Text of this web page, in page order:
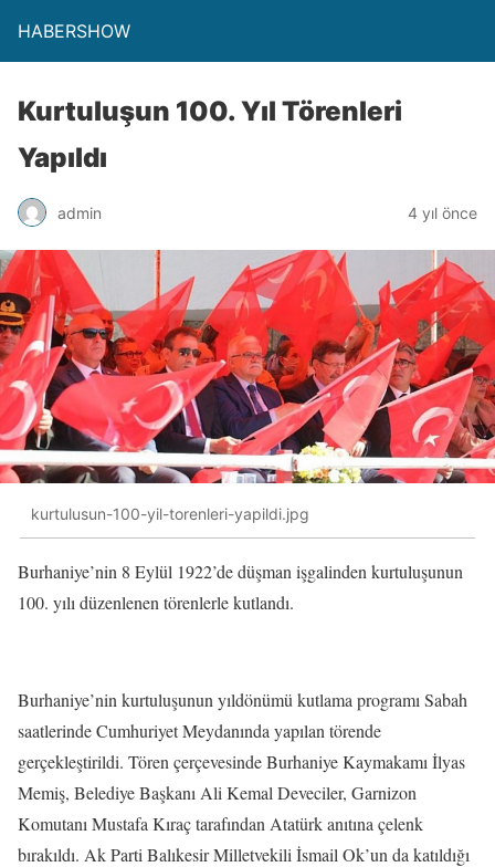
HABERSHOW
Kurtuluşun 100. Yıl Törenleri
Yapıldı
admin 4 yıl önce
kurtulusun-100-yil-torenleri-yapildi.jpg
Burhaniye’nin 8 Eylül 1922’de düşman işgalinden kurtuluşunun
100. yılı düzenlenen törenlerle kutlandı.
Burhaniye’nin kurtuluşunun yıldönümü kutlama programı Sabah
saatlerinde Cumhuriyet Meydanında yapılan törende
gerçekleştirildi. Tören çerçevesinde Burhaniye Kaymakamı İlyas
Memiş, Belediye Başkanı Ali Kemal Deveciler, Garnizon
Komutanı Mustafa Kıraç tarafından Atatürk anıtına çelenk
bırakıldı. Ak Parti Balıkesir Milletvekili İsmail Ok’un da katıldığı